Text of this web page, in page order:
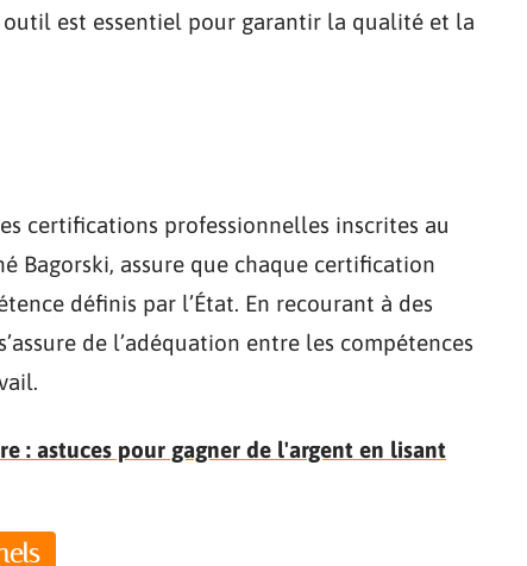
outil est essentiel pour garantir la qualité et la
certifications professionnelles inscrites au
Bagorski, assure que chaque certification
définis par l’État. En recourant à des
de l’adéquation entre les compétences
: astuces pour gagner de l'argent en lisant